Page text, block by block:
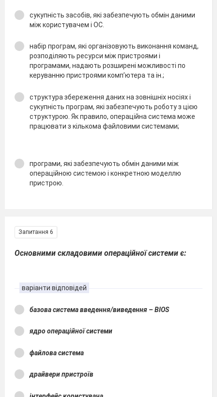
сукупність засобів, які забезпечують обмін даними
між користувачем і ОС.
набір програм, які організовують виконання команд,
розподіляють ресурси між пристроями і
програмами, надають розширені можливості по
керуванню пристроями комп’ютера та ін.;
структура збереження даних на зовнішніх носіях і
сукупність програм, які забезпечують роботу з цією
структурою. Як правило, операційна система може
працювати з кількома файловими системами;
програми, які забезпечують обмін даними між
операційною системою і конкретною моделлю
пристрою.
Запитання 6
Основними складовими операційної системи є:
варіанти відповідей
базова система введення/виведення – BIOS
ядро операційної системи
файлова система
драйвери пристроїв